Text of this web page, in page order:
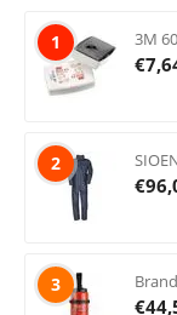
1 3M
€
2
€
3
€